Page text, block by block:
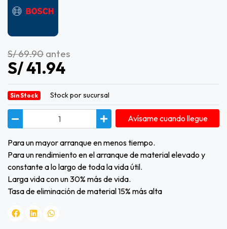
S/ 69.90 antes
S/ 41.94
Sin Stock Stock por sucursal
Avísame cuando llegue
Para un mayor arranque en menos tiempo.
Para un rendimiento en el arranque de material elevado y
constante a lo largo de toda la vida útil.
Larga vida con un 30% más de vida.
Tasa de eliminación de material 15% más alta